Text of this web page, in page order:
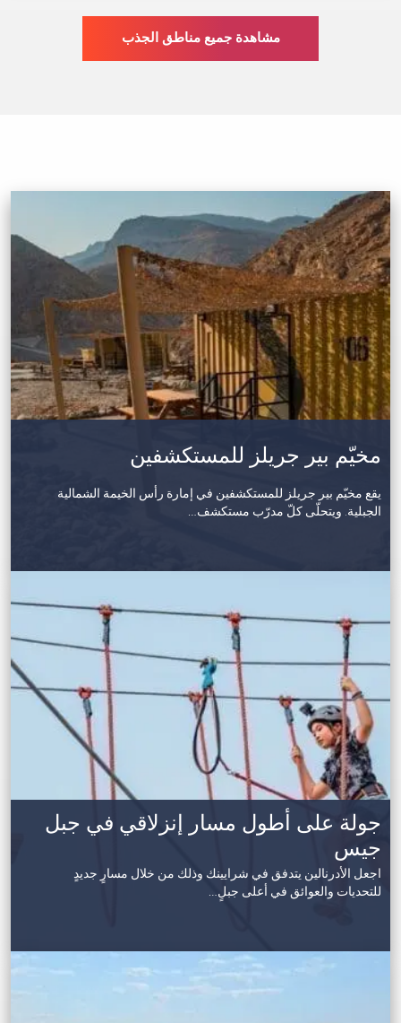
مشاهدة جميع مناطق الجذب
مخيّم بير جريلز للمستكشفين
يقع مخيّم بير جريلز للمستكشفين في إمارة رأس الخيمة الشمالية
الجبلية. ويتحلّى كلّ مدرّب مستكشف…
جولة على أطول مسار إنزلاقي في جبل
جيس
اجعل الأدرنالين يتدفق في شرايينك وذلك من خلال مسارٍ جديدٍ
للتحديات والعوائق في أعلى جبلٍ…